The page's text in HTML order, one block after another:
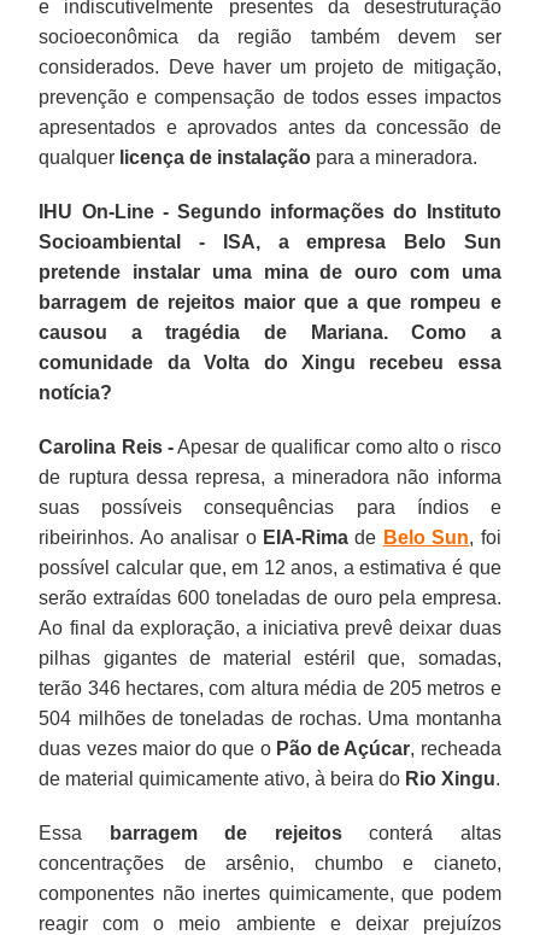
e indiscutivelmente presentes da desestruturação
socioeconômica da região também devem ser
considerados. Deve haver um projeto de mitigação,
prevenção e compensação de todos esses impactos
apresentados e aprovados antes da concessão de
qualquer licença de instalação para a mineradora.
IHU On-Line - Segundo informações do Instituto
Socioambiental - ISA, a empresa Belo Sun
pretende instalar uma mina de ouro com uma
barragem de rejeitos maior que a que rompeu e
causou a tragédia de Mariana. Como a
comunidade da Volta do Xingu recebeu essa
notícia?
Carolina Reis -Apesar de qualificar como alto o risco
de ruptura dessa represa, a mineradora não informa
suas possíveis consequências para índios e
ribeirinhos. Ao analisar o EIA-Rima de Belo Sun, foi
possível calcular que, em 12 anos, a estimativa é que
serão extraídas 600 toneladas de ouro pela empresa.
Ao final da exploração, a iniciativa prevê deixar duas
pilhas gigantes de material estéril que, somadas,
terão 346 hectares, com altura média de 205 metros e
504 milhões de toneladas de rochas. Uma montanha
duas vezes maior do que o Pão de Açúcar, recheada
de material quimicamente ativo, à beira do Rio Xingu.
Essa barragem de rejeitosconterá altas
concentrações de arsênio, chumbo e cianeto,
componentes não inertes quimicamente, que podem
reagir com o meio ambiente e deixar prejuízos